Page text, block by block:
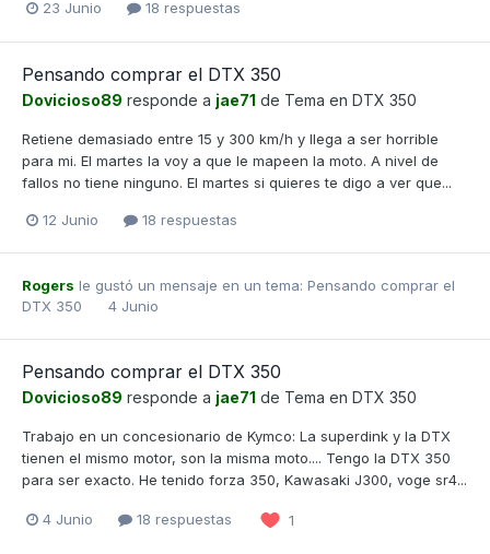
23 Junio 18 respuestas
Pensando comprar el DTX 350
Dovicioso89 responde a jae71 de Tema en DTX 350
Retiene demasiado entre 15 y 300 km/h y llega a ser horrible
para mi. El martes la voy a que le mapeen la moto. A nivel de
fallos no tiene ninguno. El martes si quieres te digo a ver que...
12 Junio 18 respuestas
Rogers le gustó un mensaje en un tema: Pensando comprar el
DTX 350
4 Junio
Pensando comprar el DTX 350
Dovicioso89 responde a jae71 de Tema en DTX 350
Trabajo en un concesionario de Kymco: La superdink y la DTX
tienen el mismo motor, son la misma moto.... Tengo la DTX 350
para ser exacto. He tenido forza 350, Kawasaki J300, voge sr4...
4 Junio 18 respuestas 1